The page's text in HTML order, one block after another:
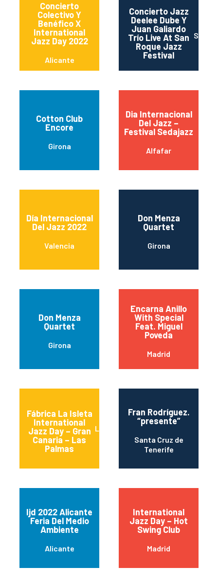
Concierto
Colectivo Y
Benéfico X
International
Jazz Day 2022
Alicante
Concierto Jazz
Deelee Dube Y
Juan Galiardo
Trío Live At San
Roque Jazz
Festival
San
Cotton Club
Encore
Girona
Dia Internacional
Del Jazz –
Festival Sedajazz
Alfafar
Día Internacional
Del Jazz 2022
Valencia
Don Menza
Quartet
Girona
Don Menza
Quartet
Girona
Encarna Anillo
With Special
Feat. Miguel
Poveda
Madrid
Fábrica La Isleta
International
Jazz Day – Gran
Canaria – Las
Palmas
Las Palmas de Gran
Canaria
Fran Rodríguez.
“presente”
Santa Cruz de
Tenerife
Ijd 2022 Alicante
Feria Del Medio
Ambiente
Alicante
International
Jazz Day – Hot
Swing Club
Madrid